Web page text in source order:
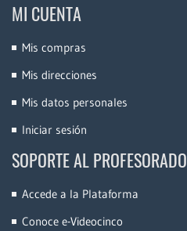
MI CUENTA
Mis compras
Mis direcciones
Mis datos personales
Iniciar sesión
SOPORTE AL PROFESORADO
Accede a la Plataforma
Conoce e-Videocinco